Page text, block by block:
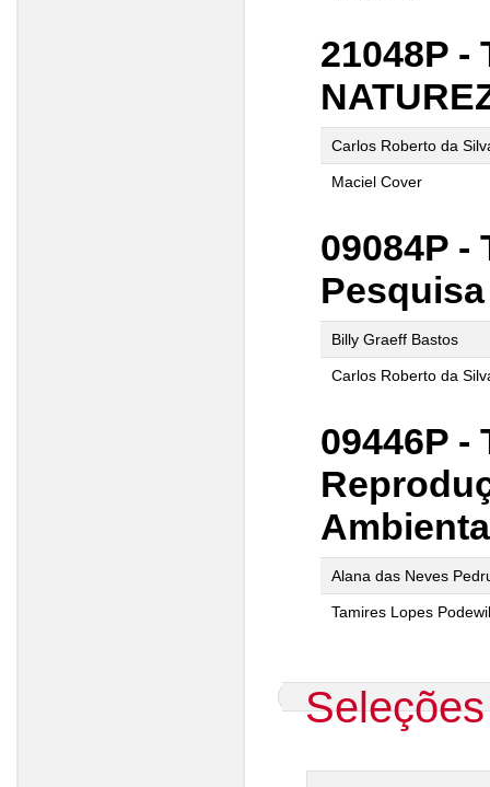
21048P -
Carlos Roberto da
Maciel Cover
09084P -
Billy Graeff Bastos
Carlos Roberto da
09446P -
Alana das Neves
Tamires Lopes
Seleções